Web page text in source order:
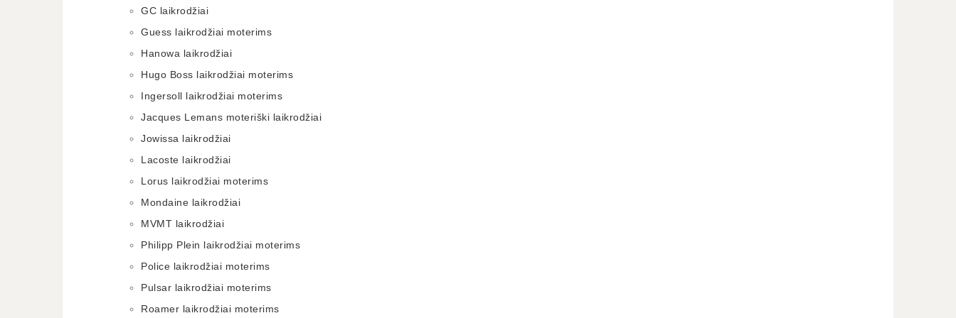
GC laikrodžiai
Guess laikrodžiai moterims
Hanowa laikrodžiai
Hugo Boss laikrodžiai moterims
Ingersoll laikrodžiai moterims
Jacques Lemans moteriški laikrodžiai
Jowissa laikrodžiai
Lacoste laikrodžiai
Lorus laikrodžiai moterims
Mondaine laikrodžiai
MVMT laikrodžiai
Philipp Plein laikrodžiai moterims
Police laikrodžiai moterims
Pulsar laikrodžiai moterims
Roamer laikrodžiai moterims